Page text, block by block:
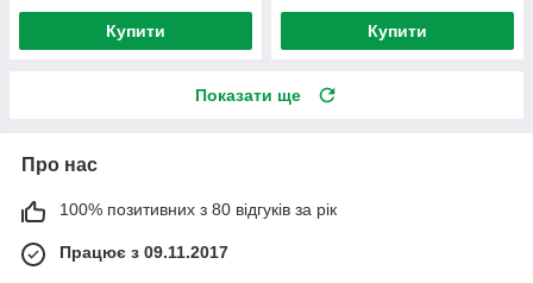
Купити Купити
Показати ще
Про нас
100% позитивних з 80 відгуків за рік
Працює з 09.11.2017